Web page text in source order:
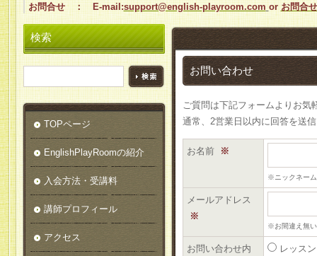
お問合せ ： E-mail:support@english-playroom.com or お問合
お問い合わせ
ご質問は下記フォームよりお気
通常、2営業日以内に回答を送
お名前 ※
※ニックネー
メールアドレス
※
※お間違え無
お問い合わせ内
レッス
検索
TOPページ
EnglishPlayRoomの紹介
入会方法・受講料
講師プロフィール
アクセス